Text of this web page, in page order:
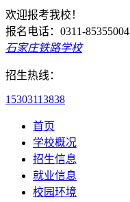
欢迎报考我校！
报名电话：0311-85355004
石家庄铁路学校
招生热线：
15303113838
首页
学校概况
招生信息
就业信息
校园环境